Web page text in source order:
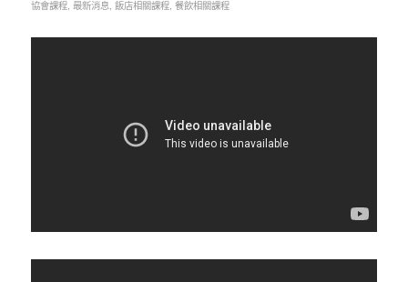
協會課程, 最新消息 飯店相關課程, 餐飲相關課程